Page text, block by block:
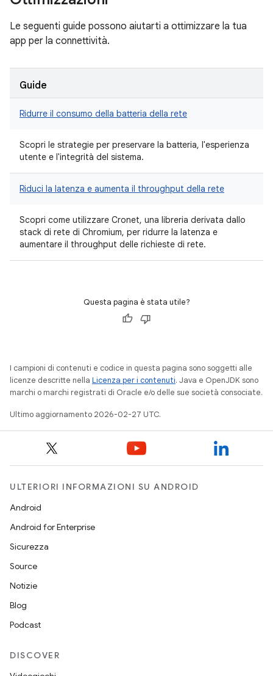
Le seguenti guide possono aiutarti a ottimizzare la tua
app per la connettività.
Guide
Ridurre il consumo della batteria della rete
Scopri le strategie per preservare la batteria, l'esperienza
utente e l'integrità del sistema.
Riduci la latenza e aumenta il throughput della rete
Scopri come utilizzare Cronet, una libreria derivata dallo
stack di rete di Chromium, per ridurre la latenza e
aumentare il throughput delle richieste di rete.
Questa pagina è stata utile?
I campioni di contenuti e codice in questa pagina sono soggetti alle
licenze descritte nella Licenza per i contenuti. Java e OpenJDK sono
marchi o marchi registrati di Oracle e/o delle sue società consociate.
Ultimo aggiornamento 2026-02-27 UTC.
ULTERIORI INFORMAZIONI SU ANDROID
Android
Android for Enterprise
Sicurezza
Source
Notizie
Blog
Podcast
DISCOVER